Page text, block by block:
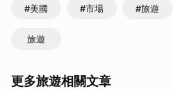
#美國 #市場 #旅遊
旅遊
更多旅遊相關文章